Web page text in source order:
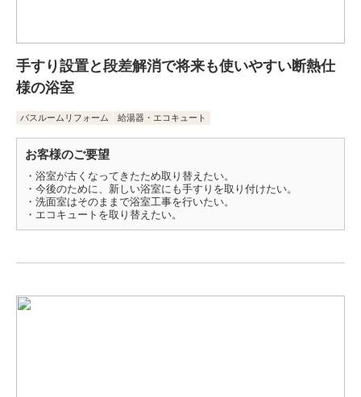
手すり設置と段差解消で将来も使いやすい断熱仕
様の浴室
バスルームリフォーム 給湯器・エコキュート
お客様のご要望
・浴室が古くなってきたため取り替えたい。
・今後のために、新しい浴室にも手すりを取り付けたい。
・洗面室はそのままで浴室工事を行いたい。
・エコキュートを取り替えたい。